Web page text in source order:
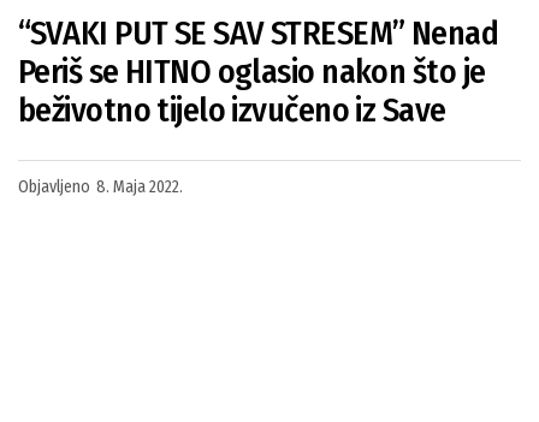
“SVAKI PUT SE SAV STRESEM” Nenad
Periš se HITNO oglasio nakon što je
beživotno tijelo izvučeno iz Save
Objavljeno 8. Maja 2022.